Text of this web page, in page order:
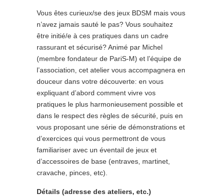
Vous êtes curieux/se des jeux BDSM mais vous
n’avez jamais sauté le pas? Vous souhaitez
être initié/e à ces pratiques dans un cadre
rassurant et sécurisé? Animé par Michel
(membre fondateur de PariS-M) et l’équipe de
l’association, cet atelier vous accompagnera en
douceur dans votre découverte: en vous
expliquant d’abord comment vivre vos
pratiques le plus harmonieusement possible et
dans le respect des règles de sécurité, puis en
vous proposant une série de démonstrations et
d’exercices qui vous permettront de vous
familiariser avec un éventail de jeux et
d’accessoires de base (entraves, martinet,
cravache, pinces, etc).
Détails (adresse des ateliers, etc.)